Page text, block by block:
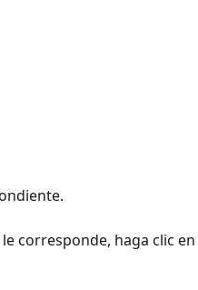
corresponde, haga clic en